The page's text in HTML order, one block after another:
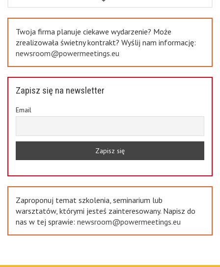
Twoja firma planuje ciekawe wydarzenie? Może
zrealizowała świetny kontrakt? Wyślij nam informację:
newsroom@powermeetings.eu
Zapisz się na newsletter
Email
Zaproponuj temat szkolenia, seminarium lub
warsztatów, którymi jesteś zainteresowany. Napisz do
nas w tej sprawie: newsroom@powermeetings.eu